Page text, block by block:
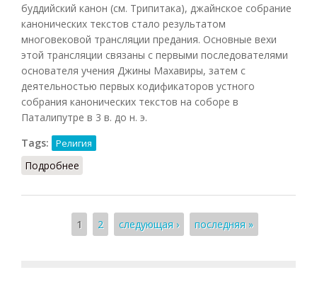
буддийский канон (см. Трипитака), джайнское собрание
канонических текстов стало результатом
многовековой трансляции предания. Основные вехи
этой трансляции связаны с первыми последователями
основателя учения Джины Махавиры, затем с
деятельностью первых кодификаторов устного
собрания канонических текстов на соборе в
Паталипутре в 3 в. до н. э.
Tags:
Религия
Подробнее
Страницы
1 2 следующая › последняя »